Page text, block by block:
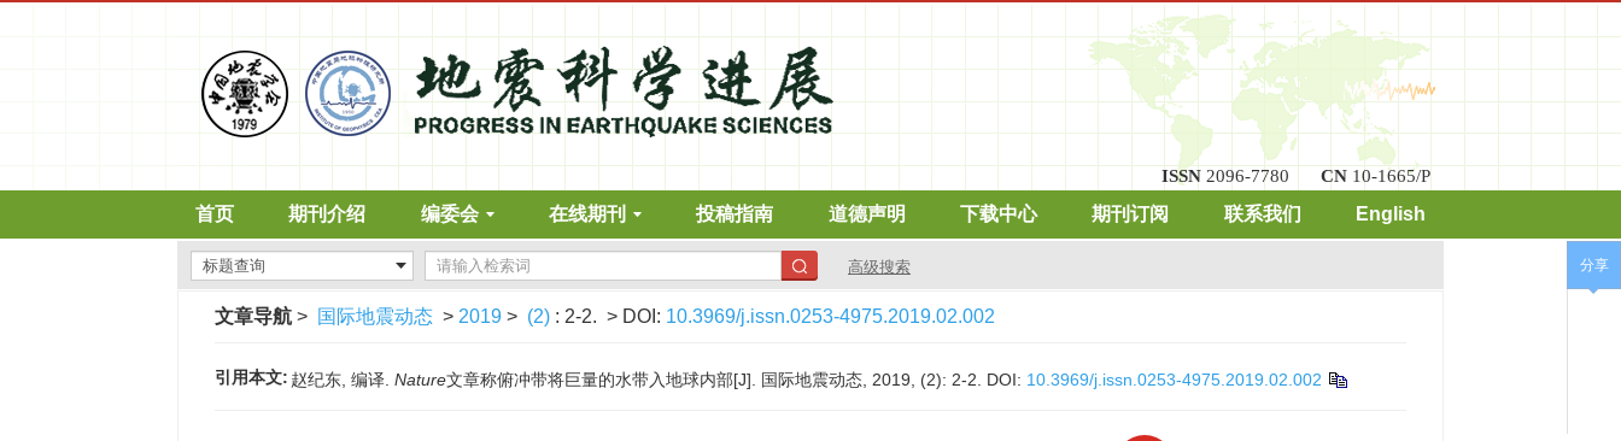
ISSN 2096-7780 CN 10-1665/P
首页 期刊介绍 编委会 在线期刊 投稿指南 道德声明 下载中心 期刊订阅 联系我们 English
高级搜索
文章导航 > 国际地震动态 > 2019 > (2) : 2-2. > DOI: 10.3969/j.issn.0253-4975.2019.02.002
引用本文: 赵纪东, 编译. Nature文章称俯冲带将巨量的水带入地球内部[J]. 国际地震动态, 2019, (2): 2-2. DOI: 10.3969/j.issn.0253-4975.2019.02.002
分享